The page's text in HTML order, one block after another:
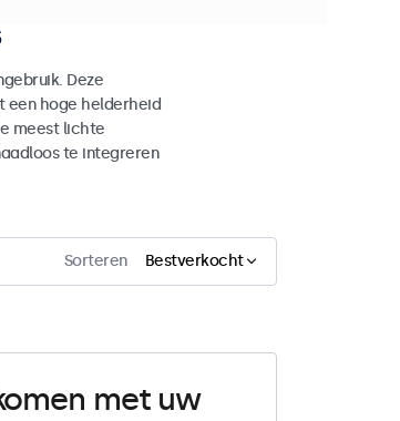
Deze
een hoge helderheid
meest lichte
te integreren
Sorteren Bestverkocht
met uw